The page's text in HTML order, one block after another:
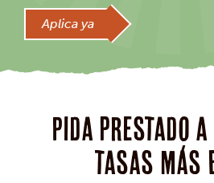
Aplica ya
Pida prestado
tasas más